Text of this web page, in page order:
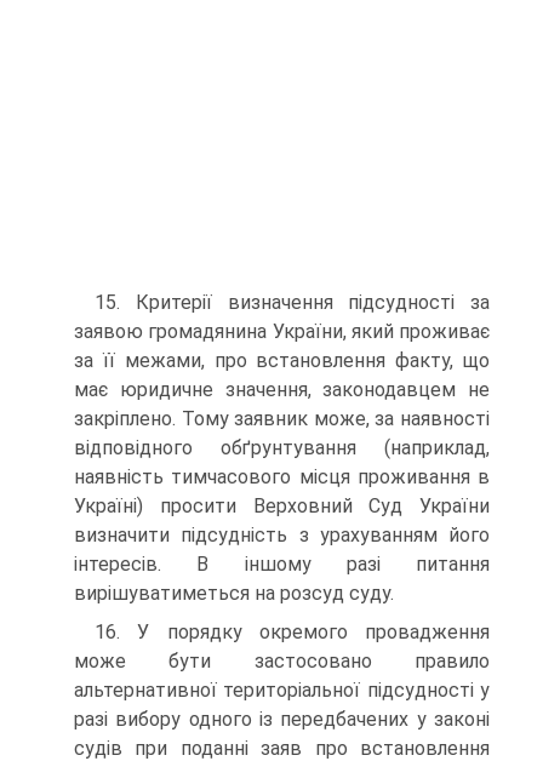
15. Критерії визначення підсудності за
заявою громадянина України, який проживає
за її межами, про встановлення факту, що
має юридичне значення, законодавцем не
закріплено. Тому заявник може, за наявності
відповідного обґрунтування (наприклад,
наявність тимчасового місця проживання в
Україні) просити Верховний Суд України
визначити підсудність з урахуванням його
інтересів. В іншому разі питання
вирішуватиметься на розсуд суду.
16. У порядку окремого провадження
може бути застосовано правило
альтернативної територіальної підсудності у
разі вибору одного із передбачених у законі
судів при поданні заяв про встановлення